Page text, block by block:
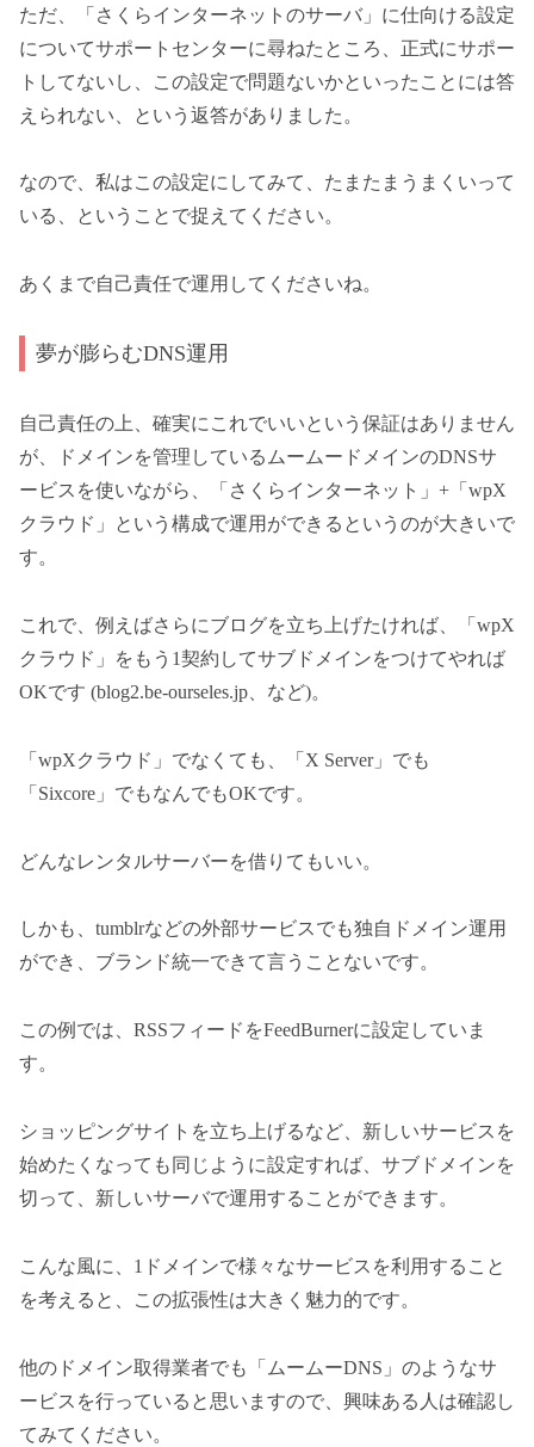
ただ、「さくらインターネットのサーバ」に仕向ける設定
についてサポートセンターに尋ねたところ、正式にサポー
トしてないし、この設定で問題ないかといったことには答
えられない、という返答がありました。
なので、私はこの設定にしてみて、たまたまうまくいって
いる、ということで捉えてください。
あくまで自己責任で運用してくださいね。
夢が膨らむDNS運用
自己責任の上、確実にこれでいいという保証はありません
が、ドメインを管理しているムームードメインのDNSサ
ービスを使いながら、「さくらインターネット」+「wpX
クラウド」という構成で運用ができるというのが大きいで
す。
これで、例えばさらにブログを立ち上げたければ、「wpX
クラウド」をもう1契約してサブドメインをつけてやれば
OKです (blog2.be-ourseles.jp、など)。
「wpXクラウド」でなくても、「X Server」でも
「Sixcore」でもなんでもOKです。
どんなレンタルサーバーを借りてもいい。
しかも、tumblrなどの外部サービスでも独自ドメイン運用
ができ、ブランド統一できて言うことないです。
この例では、RSSフィードをFeedBurnerに設定していま
す。
ショッピングサイトを立ち上げるなど、新しいサービスを
始めたくなっても同じように設定すれば、サブドメインを
切って、新しいサーバで運用することができます。
こんな風に、1ドメインで様々なサービスを利用すること
を考えると、この拡張性は大きく魅力的です。
他のドメイン取得業者でも「ムームーDNS」のようなサ
ービスを行っていると思いますので、興味ある人は確認し
てみてください。